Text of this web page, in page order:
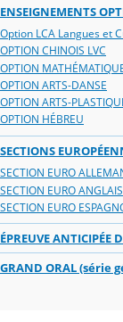
ENSEIGNEMENTS
Option LCA Langues et
OPTION CHINOIS LVC
OPTION
OPTION ARTS-DANSE
OPTION ARTS-
OPTION HÉBREU
SECTIONS
SECTION EURO
SECTION EURO ANGLAIS
SECTION EURO
ÉPREUVE ANTICIPÉE
GRAND ORAL (série